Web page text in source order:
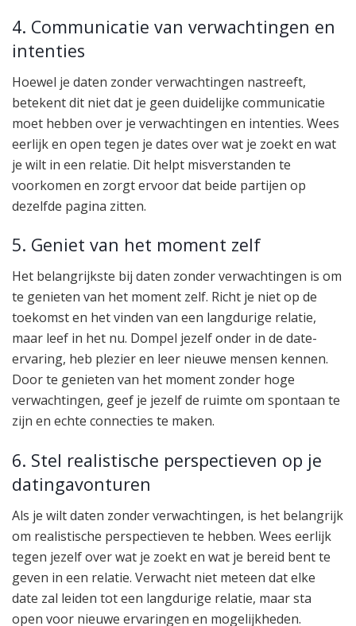
4. Communicatie van verwachtingen en
intenties
Hoewel je daten zonder verwachtingen nastreeft,
betekent dit niet dat je geen duidelijke communicatie
moet hebben over je verwachtingen en intenties. Wees
eerlijk en open tegen je dates over wat je zoekt en wat
je wilt in een relatie. Dit helpt misverstanden te
voorkomen en zorgt ervoor dat beide partijen op
dezelfde pagina zitten.
5. Geniet van het moment zelf
Het belangrijkste bij daten zonder verwachtingen is om
te genieten van het moment zelf. Richt je niet op de
toekomst en het vinden van een langdurige relatie,
maar leef in het nu. Dompel jezelf onder in de date-
ervaring, heb plezier en leer nieuwe mensen kennen.
Door te genieten van het moment zonder hoge
verwachtingen, geef je jezelf de ruimte om spontaan te
zijn en echte connecties te maken.
6. Stel realistische perspectieven op je
datingavonturen
Als je wilt daten zonder verwachtingen, is het belangrijk
om realistische perspectieven te hebben. Wees eerlijk
tegen jezelf over wat je zoekt en wat je bereid bent te
geven in een relatie. Verwacht niet meteen dat elke
date zal leiden tot een langdurige relatie, maar sta
open voor nieuwe ervaringen en mogelijkheden.